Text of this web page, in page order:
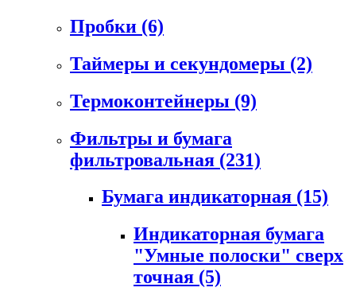
Пробки (6)
Таймеры и секундомеры (2)
Термоконтейнеры (9)
Фильтры и бумага
фильтровальная (231)
Бумага индикаторная (15)
Индикаторная бумага
"Умные полоски" сверх
точная (5)